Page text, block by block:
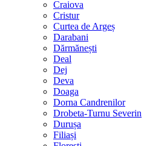
Craiova
Cristur
Curtea de Argeș
Darabani
Dărmănești
Deal
Dej
Deva
Doaga
Dorna Candrenilor
Drobeta-Turnu Severin
Durușa
Filiași